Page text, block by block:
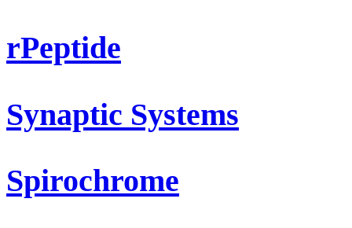
rPeptide
Synaptic Systems
Spirochrome